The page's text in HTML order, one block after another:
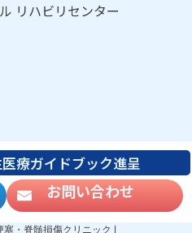
リハビリセンター
療ガイドブック進呈
お問い合わせ
・脊髄損傷クリニック |